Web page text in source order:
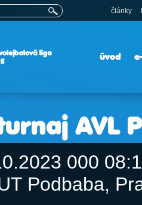
články
úvod
AVL
000
Podbaba,